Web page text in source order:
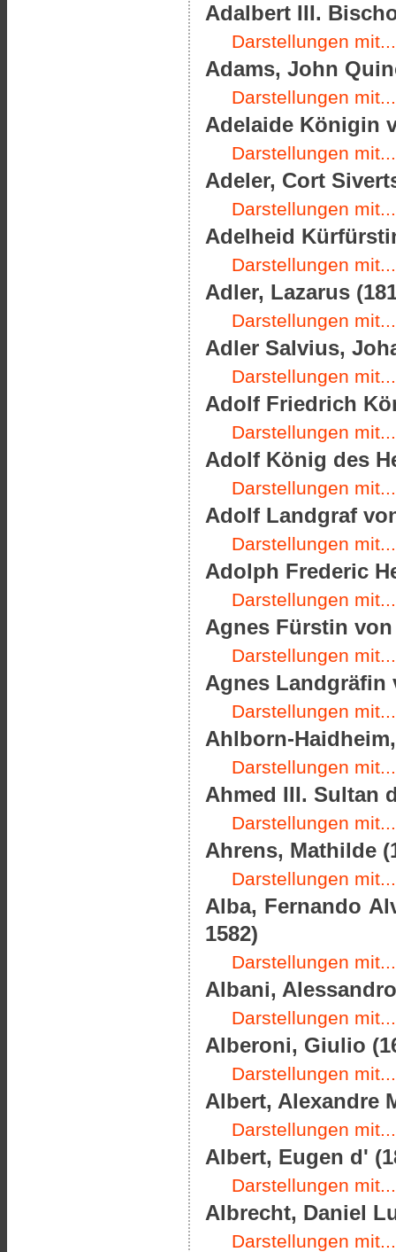
Adalbert III.
Darstellungen mit...
Adams, John
Darstellungen mit...
Adelaide Königin
Darstellungen mit...
Adeler, Cort
Darstellungen mit...
Adelheid
Darstellungen mit...
Adler, Lazarus
Darstellungen mit...
Adler Salvius,
Darstellungen mit...
Adolf Friedrich
Darstellungen mit...
Adolf König des
Darstellungen mit...
Adolf Landgraf
Darstellungen mit...
Adolph Frederic
Darstellungen mit...
Agnes Fürstin von
Darstellungen mit...
Agnes Landgräfin
Darstellungen mit...
Ahlborn-
Darstellungen mit...
Ahmed III. Sultan
Darstellungen mit...
Ahrens, Mathilde
Darstellungen mit...
Alba, Fernando
1582)
Darstellungen mit...
Albani,
Darstellungen mit...
Alberoni, Giulio
Darstellungen mit...
Albert, Alexandre
Darstellungen mit...
Albert, Eugen d'
Darstellungen mit...
Albrecht, Daniel
Darstellungen mit...